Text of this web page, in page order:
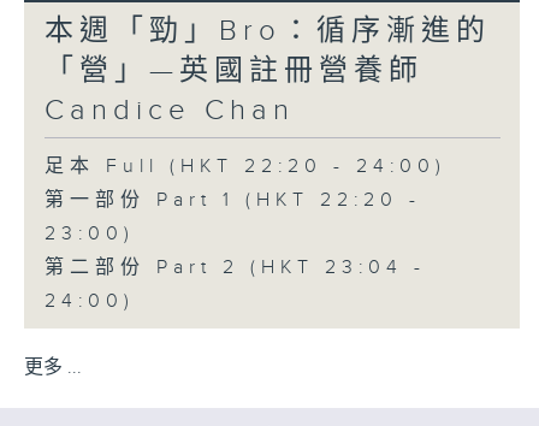
本週「勁」Bro：循序漸進的
「營」—英國註冊營養師
Candice Chan
足本 Full (HKT 22:20 - 24:00)
第一部份 Part 1 (HKT 22:20 -
23:00)
第二部份 Part 2 (HKT 23:04 -
24:00)
更多 ...